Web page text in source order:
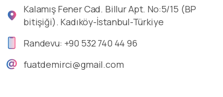
Kalamış Fener Cad. Billur Apt. No:5/15 (BP
bitişiği). Kadıköy-İstanbul-Türkiye
Randevu: +90 532 740 44 96
fuatdemirci@gmail.com